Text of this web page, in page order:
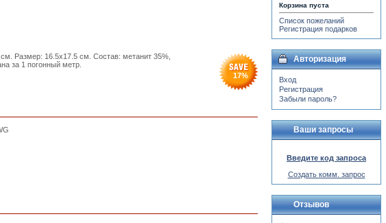
Размер: 16.5x17.5 см. Состав: метанит 35%,
за 1 погонный метр.
17%
Корзина пуста
Список пожеланий
Регистрация подарков
Авторизация
Вход
Регистрация
Забыли пароль?
Ваши запросы
Введите код запроса
Создать комм. запрос
Отзывов